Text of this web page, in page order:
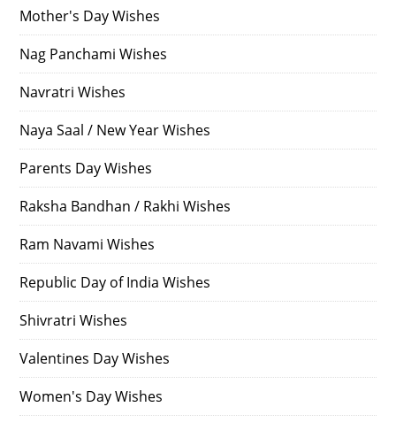
Mother's Day Wishes
Nag Panchami Wishes
Navratri Wishes
Naya Saal / New Year Wishes
Parents Day Wishes
Raksha Bandhan / Rakhi Wishes
Ram Navami Wishes
Republic Day of India Wishes
Shivratri Wishes
Valentines Day Wishes
Women's Day Wishes